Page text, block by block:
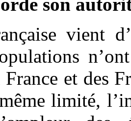
vient
et des
limité,